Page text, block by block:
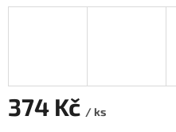
374 Kč / ks